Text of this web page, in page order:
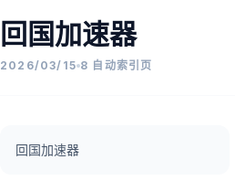
回国加速器
2026/03/15 8 自动索引页
回国加速器